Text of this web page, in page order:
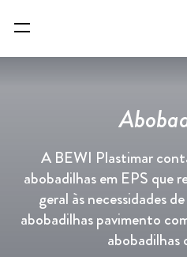
A BEWI Plastimar
abobadilhas em EPS que
geral às necessidades
abobadilhas pavimento
abobadilhas